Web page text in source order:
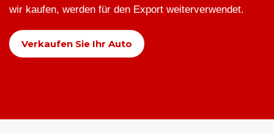
wir kaufen, werden für den Export weiterverwendet.
Verkaufen Sie Ihr Auto